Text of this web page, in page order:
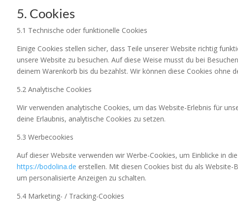
5. Cookies
5.1 Technische oder funktionelle Cookies
Einige Cookies stellen sicher, dass Teile unserer Website richtig
unsere Website zu besuchen. Auf diese Weise musst du bei
deinem Warenkorb bis du bezahlst. Wir können diese Cookies ohne
5.2 Analytische Cookies
Wir verwenden analytische Cookies, um das Website-Erlebnis für
deine Erlaubnis, analytische Cookies zu setzen.
5.3 Werbecookies
Auf dieser Website verwenden wir Werbe-Cookies, um Einblicke in
https://bodolina.de erstellen. Mit diesen Cookies bist du als
um personalisierte Anzeigen zu schalten.
5.4 Marketing- / Tracking-Cookies